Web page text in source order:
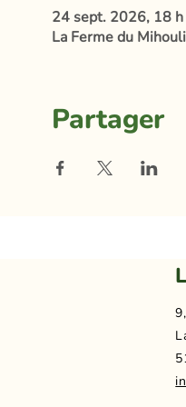
24 sept. 2026, 18
La Ferme du
Partager